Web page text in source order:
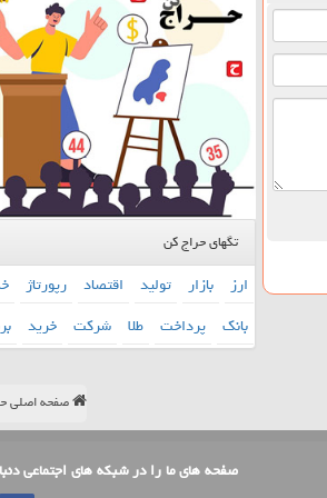
تگهای حراج کن
ارز بازار تولید اقتصاد رپورتاژ
بانك پرداخت طلا شركت خرید
صفحه اصلی
صفحه های ما را در شبکه های اجتماعی